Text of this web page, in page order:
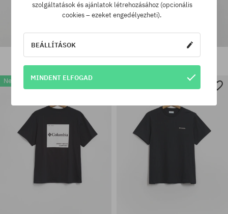
Elérhető méretek:
Elérhető méretek:
11820 Ft 11820 Ft8250 Ft
New
szolgáltatások és ajánlatok létrehozásához (opcionális
cookies – ezeket engedélyezheti).
BEÁLLÍTÁSOK
MINDENT ELFOGAD